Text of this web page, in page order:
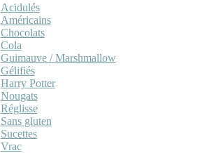
Acidulés
Américains
Chocolats
Cola
Guimauve / Marshmallow
Gélifiés
Harry Potter
Nougats
Réglisse
Sans gluten
Sucettes
Vrac